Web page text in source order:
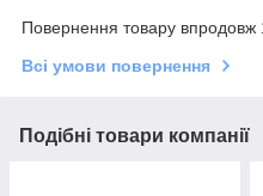
Повернення товару впродовж
Всі умови повернення
Подібні товари компанії